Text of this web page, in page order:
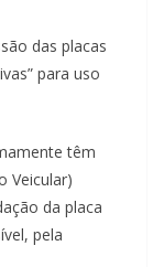
das placas
para uso
têm
Veicular)
da placa
pela